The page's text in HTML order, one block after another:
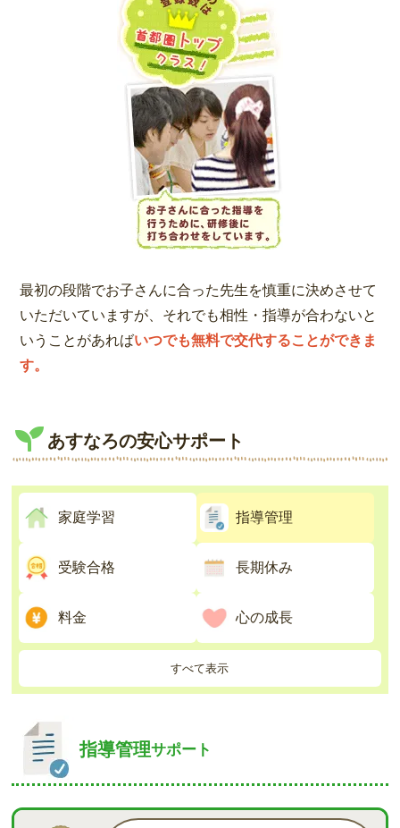
最初の段階でお子さんに合った先生を慎重に決めさせて
いただいていますが、それでも相性・指導が合わないと
いうことがあればいつでも無料で交代することができま
す。
あすなろの安心サポート
家庭学習 指導管理
受験合格 長期休み
料金 心の成長
すべて表示
指導管理サポート